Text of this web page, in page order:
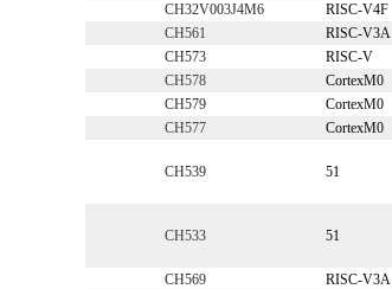
CH32V003J4M6
RISC-V4F
CH561
RISC-V3A
CH573
RISC-V
CH578
CortexM0
CH579
CortexM0
CH577
CortexM0
CH539 51
CH533 51
CH569 RISC-V3A